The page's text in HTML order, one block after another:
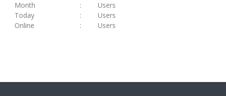
Month
:
Users
Today
:
Users
Online
: Users